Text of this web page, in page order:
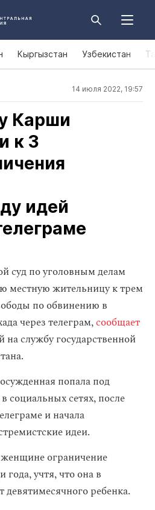
Кыргызстан Узбекистан
14 июля 2022, 19:57
Карши
к 3
идей
суд по уголовным делам
местную жительницу к трем
по обвинению в
через телеграм,сообщает
на службу государственной
попала под
социальных сетях, после
и начала
идеи.
ограничение
учтя, что она в
девятимесячного ребенка.